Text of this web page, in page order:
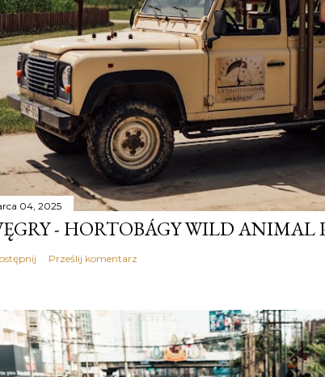
04, 2025
- HORTOBÁGY WILD ANIMAL
Prześlij komentarz